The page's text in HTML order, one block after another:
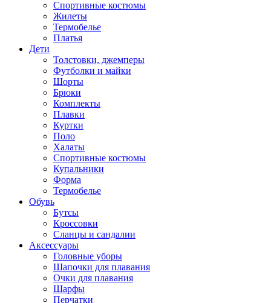
Спортивные костюмы
Жилеты
Термобелье
Платья
Дети
Толстовки, джемперы
Футболки и майки
Шорты
Брюки
Комплекты
Плавки
Куртки
Поло
Халаты
Спортивные костюмы
Купальники
Форма
Термобелье
Обувь
Бутсы
Кроссовки
Сланцы и сандалии
Аксессуары
Головные уборы
Шапочки для плавания
Очки для плавания
Шарфы
Перчатки